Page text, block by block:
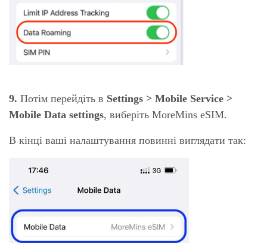
9. Потім перейдіть в Settings > Mobile Service >
Mobile Data settings, виберіть MoreMins eSIM.
В кінці ваші налаштування повинні виглядати так: